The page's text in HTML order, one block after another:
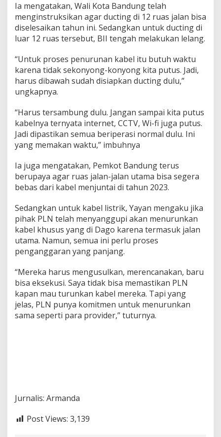
Ia mengatakan, Wali Kota Bandung telah
menginstruksikan agar ducting di 12 ruas jalan bisa
diselesaikan tahun ini. Sedangkan untuk ducting di
luar 12 ruas tersebut, BII tengah melakukan lelang.
“Untuk proses penurunan kabel itu butuh waktu
karena tidak sekonyong-konyong kita putus. Jadi,
harus dibawah sudah disiapkan ducting dulu,”
ungkapnya.
“Harus tersambung dulu. Jangan sampai kita putus
kabelnya ternyata internet, CCTV, Wi-fi juga putus.
Jadi dipastikan semua beriperasi normal dulu. Ini
yang memakan waktu,” imbuhnya
Ia juga mengatakan, Pemkot Bandung terus
berupaya agar ruas jalan-jalan utama bisa segera
bebas dari kabel menjuntai di tahun 2023.
Sedangkan untuk kabel listrik, Yayan mengaku jika
pihak PLN telah menyanggupi akan menurunkan
kabel khusus yang di Dago karena termasuk jalan
utama. Namun, semua ini perlu proses
penganggaran yang panjang.
“Mereka harus mengusulkan, merencanakan, baru
bisa eksekusi. Saya tidak bisa memastikan PLN
kapan mau turunkan kabel mereka. Tapi yang
jelas, PLN punya komitmen untuk menurunkan
sama seperti para provider,” tuturnya.
Jurnalis: Armanda
Post Views: 3,139